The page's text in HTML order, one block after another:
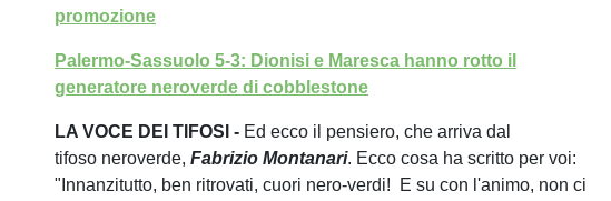
promozione
Palermo-Sassuolo 5-3: Dionisi e Maresca hanno rotto il
generatore neroverde di cobblestone
LA VOCE DEI TIFOSI - Ed ecco il pensiero, che arriva dal
tifoso neroverde, Fabrizio Montanari. Ecco cosa ha scritto per voi:
"Innanzitutto, ben ritrovati, cuori nero-verdi! E su con l'animo, non ci